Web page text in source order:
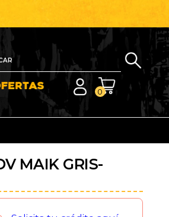
0
MAIK GRIS-